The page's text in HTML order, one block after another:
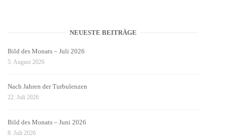
NEUESTE BEITRÄGE
Bild des Monats – Juli 2026
5. August 2026
Nach Jahren der Turbulenzen
22. Juli 2026
Bild des Monats – Juni 2026
8. Juli 2026